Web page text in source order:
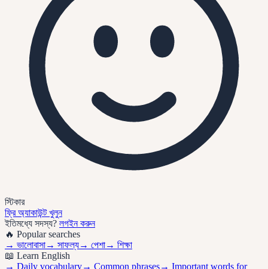
স্টিকার
ফ্রি অ্যাকাউন্ট খুলুন
ইতিমধ্যে সদস্য? লগইন করুন
🔥 Popular searches
→ ভালোবাসা→ সাফল্য→ পেশা→ শিক্ষা
📖 Learn English
→ Daily vocabulary→ Common phrases→ Important words for